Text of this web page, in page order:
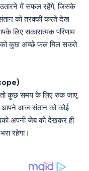
में सफल रहेंगे, जिसके
को तरक्की करते देख
लिए सकारात्मक परिणाम
कुछ अच्छे फल मिल सकते
कुछ समय के लिए रुक जाए,
आपने आज संतान को कोई
अपनी जेब को देखकर ही
रहेगा।